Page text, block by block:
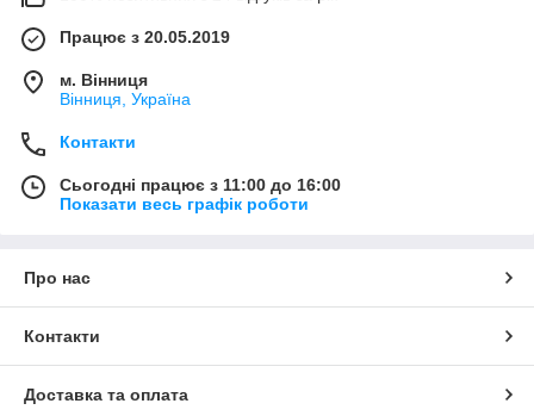
Працює з 20.05.2019
м. Вінниця
Вінниця, Україна
Контакти
Сьогодні працює з 11:00 до 16:00
Показати весь графік роботи
Про нас
Контакти
Доставка та оплата